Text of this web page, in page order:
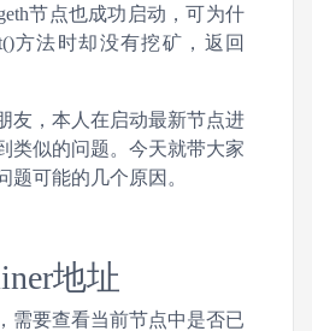
节点也成功启动，可为什
方法时却没有挖矿，返回
友，本人在启动最新节点进
类似的问题。今天就带大家
题可能的几个原因。
地址
需要查看当前节点中是否已